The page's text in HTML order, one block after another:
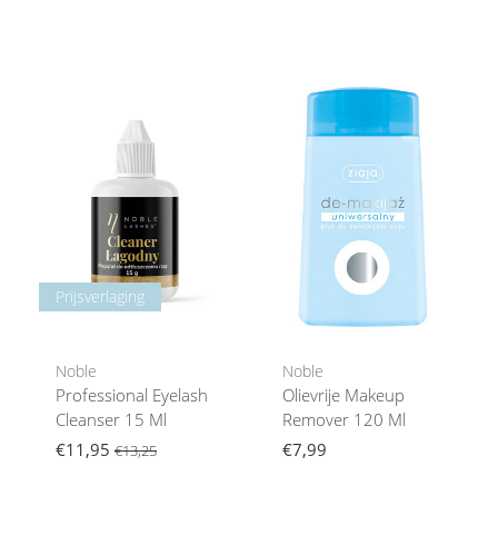
Prijsverlaging
Noble
Professional Eyelash
Cleanser 15 Ml
€11,95 €13,25
Noble
Olievrije Makeup
Remover 120 Ml
€7,99